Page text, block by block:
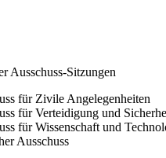
Ausschuss-Sitzungen
für Zivile Angelegenheiten
für Verteidigung und
für Wissenschaft und
Ausschuss